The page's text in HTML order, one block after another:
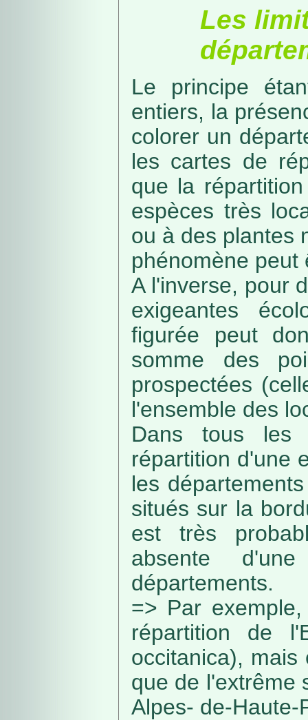
Les
Le principe
entiers, la
colorer un
les cartes de
que la
espèces très
ou à des plantes
phénomène peut
A l'inverse, pour
exigeantes
figurée peut
somme des
prospectées
l'ensemble des
Dans tous les
répartition d'une
les
situés sur la
est très
absente
départements.
=> Par
répartition de
occitanica),
que de l'extrême
Alpes- de-Haute-